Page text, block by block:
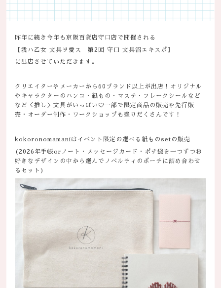
昨年に続き今年も京阪百貨店守口店で開催される
【我ハ乙女 文具ヲ愛ス 第2回 守口 文具沼エキスポ】
に出店させていただきます。
クリエイターやメーカーから60ブランド以上が出店！オリジナル
やキャラクターのハンコ・紙もの・マステ・フレークシールなど
など＜推し＞文具がいっぱい♡一部で限定商品の販売や先行販
売・オーダー制作・ワークショップも盛りだくさんです！
kokoronomamaniはイベント限定の選べる紙ものsetの販売
(2026年手帳orノート・メッセージカード・ポチ袋を一つずつお
好きなデザインの中から選んでノベルティのポーチに詰め合わせ
るセット)